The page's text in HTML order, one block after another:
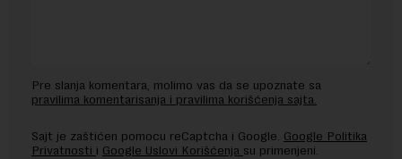
Pre slanja komentara, molimo vas da se upoznate sa
pravilima komentarisanja i pravilima korišćenja sajta.
Sajt je zaštićen pomocu reCaptcha i Google. Google Politika
Privatnosti i Google Uslovi Korišćenja su primenjeni.